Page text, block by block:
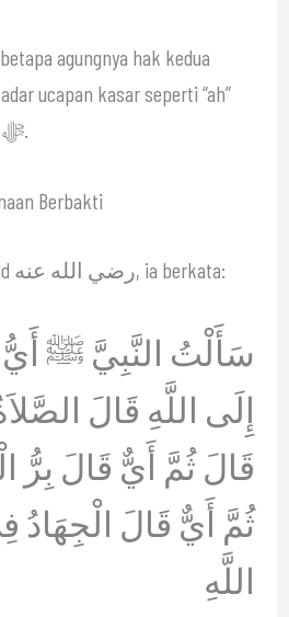
agungnya hak kedua
ucapan kasar seperti “ah”
pun dilarang oleh Allah ﷻ.
Berbakti
Dari Abdullah bin Mas’ud رضي الله عنه, ia berkata:
سَأَلْتُ النَّبِيَّ ﷺ
إِلَى اللَّهِ قَالَ
قَالَ ثُمَّ أَيٌّ قَالَ بِرُّ
ثُمَّ أَيٌّ قَالَ
اللَّهِ